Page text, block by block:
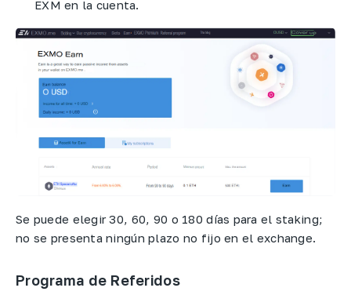
EXM en la cuenta.
Se puede elegir 30, 60, 90 o 180 días para el staking;
no se presenta ningún plazo no fijo en el exchange.
Programa de Referidos